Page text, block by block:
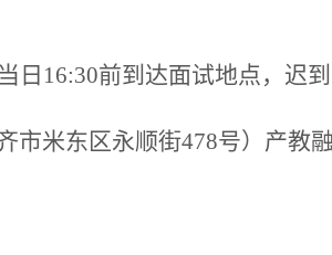
日16:30前到达面试地点，迟
市米东区永顺街478号）产教